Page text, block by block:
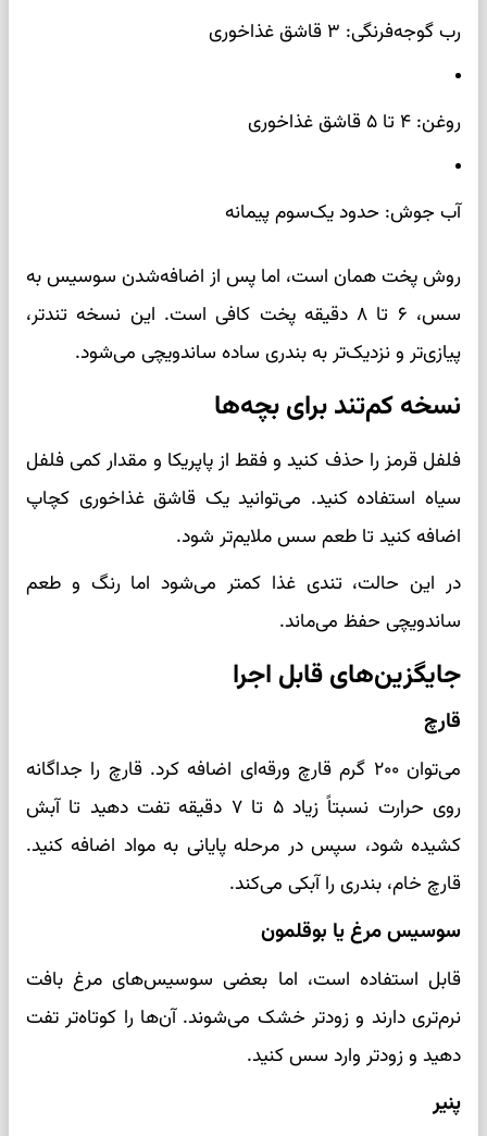
رب گوجه‌فرنگی: ۳ قاشق غذاخوری
روغن: ۴ تا ۵ قاشق غذاخوری
آب جوش: حدود یک‌سوم پیمانه
روش پخت همان است، اما پس از اضافه‌شدن سوسیس به
سس، ۶ تا ۸ دقیقه پخت کافی است. این نسخه تندتر،
پیازی‌تر و نزدیک‌تر به بندری ساده ساندویچی می‌شود.
نسخه کم‌تند برای بچه‌ها
فلفل قرمز را حذف کنید و فقط از پاپریکا و مقدار کمی فلفل
سیاه استفاده کنید. می‌توانید یک قاشق غذاخوری کچاپ
اضافه کنید تا طعم سس ملایم‌تر شود.
در این حالت، تندی غذا کمتر می‌شود اما رنگ و طعم
ساندویچی حفظ می‌ماند.
جایگزین‌های قابل اجرا
قارچ
می‌توان ۲۰۰ گرم قارچ ورقه‌ای اضافه کرد. قارچ را جداگانه
روی حرارت نسبتاً زیاد ۵ تا ۷ دقیقه تفت دهید تا آبش
کشیده شود، سپس در مرحله پایانی به مواد اضافه کنید.
قارچ خام، بندری را آبکی می‌کند.
سوسیس مرغ یا بوقلمون
قابل استفاده است، اما بعضی سوسیس‌های مرغ بافت
نرم‌تری دارند و زودتر خشک می‌شوند. آن‌ها را کوتاه‌تر تفت
دهید و زودتر وارد سس کنید.
پنیر